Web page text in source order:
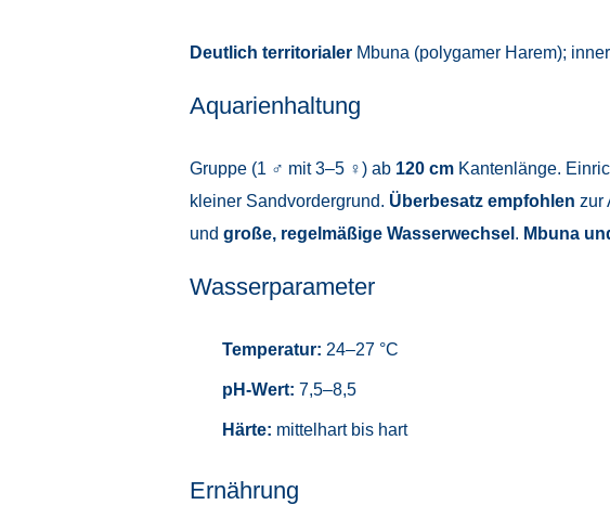
Deutlich territorialerMbuna (polygamer Harem);
Aquarienhaltung
Gruppe (1 ♂ mit 3–5 ♀) ab 120 cmKantenlänge.
kleiner Sandvordergrund. Überbesatz empfohlen zur
und große, regelmäßige Wasserwechsel . Mbuna
Wasserparameter
Temperatur: 24–27 °C
pH-Wert: 7,5–8,5
Härte: mittelhart bis hart
Ernährung